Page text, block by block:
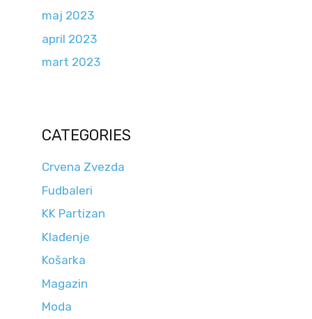
maj 2023
april 2023
mart 2023
CATEGORIES
Crvena Zvezda
Fudbaleri
KK Partizan
Klađenje
Košarka
Magazin
Moda